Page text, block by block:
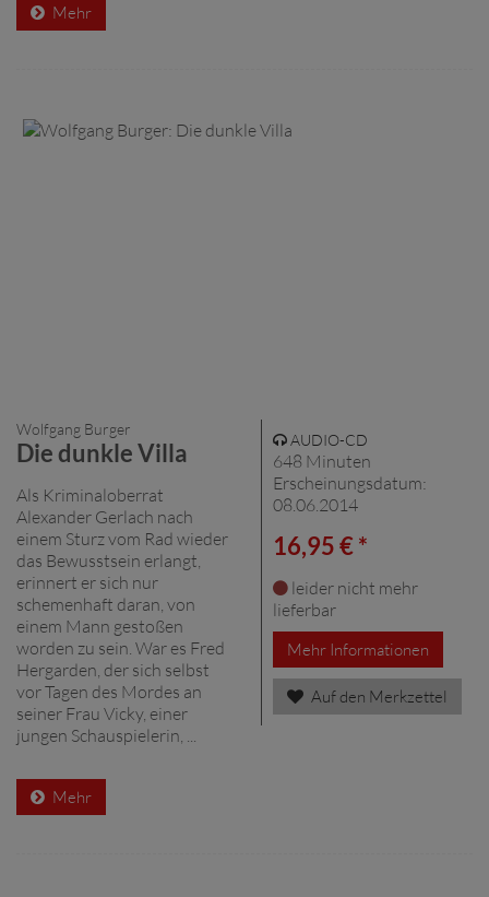
Mehr
Wolfgang Burger
Die dunkle Villa
Als Kriminaloberrat
Alexander Gerlach nach
einem Sturz vom Rad wieder
das Bewusstsein erlangt,
erinnert er sich nur
schemenhaft daran, von
einem Mann gestoßen
worden zu sein. War es Fred
Hergarden, der sich selbst
vor Tagen des Mordes an
seiner Frau Vicky, einer
jungen Schauspielerin, ...
Mehr
AUDIO-CD
648 Minuten
Erscheinungsdatum:
08.06.2014
16,95 € *
leider nicht mehr
lieferbar
Mehr Informationen
Auf den Merkzettel